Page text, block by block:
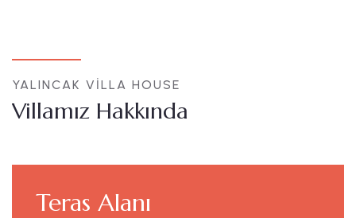
YALINCAK VİLLA HOUSE
Villamız Hakkında
Teras Alanı